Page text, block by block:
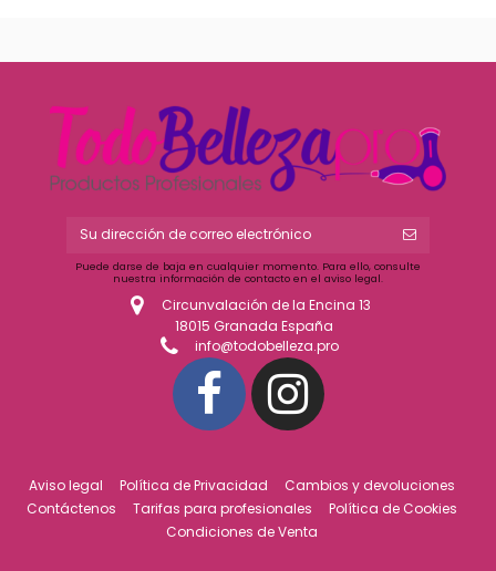
Puede darse de baja en cualquier momento. Para ello, consulte
nuestra información de contacto en el aviso legal.
Circunvalación de la Encina 13
18015 Granada España
info@todobelleza.pro
Aviso legal Política de Privacidad
Cambios y devoluciones
Contáctenos
Tarifas para profesionales
Política de Cookies
Condiciones de Venta